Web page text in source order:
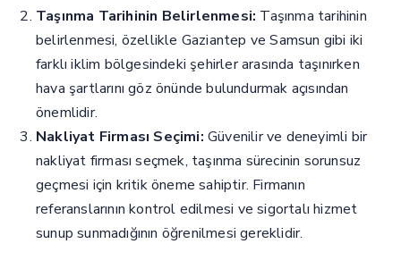
Taşınma Tarihinin Belirlenmesi: Taşınma tarihinin
belirlenmesi, özellikle Gaziantep ve Samsun gibi iki
farklı iklim bölgesindeki şehirler arasında taşınırken
hava şartlarını göz önünde bulundurmak açısından
önemlidir.
Nakliyat Firması Seçimi: Güvenilir ve deneyimli bir
nakliyat firması seçmek, taşınma sürecinin sorunsuz
geçmesi için kritik öneme sahiptir. Firmanın
referanslarının kontrol edilmesi ve sigortalı hizmet
sunup sunmadığının öğrenilmesi gereklidir.